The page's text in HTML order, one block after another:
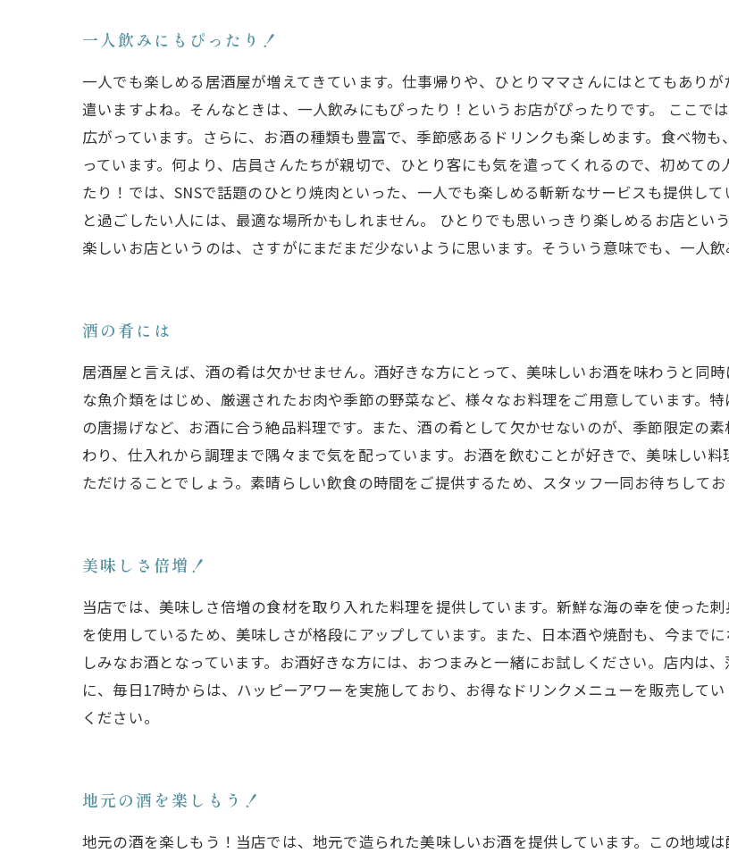
一人飲みにもぴったり！
一人でも楽しめる居酒屋が増えてきています。仕事帰りや、ひとりママさんにはとてもあり
遣いますよね。そんなときは、一人飲みにもぴったり！というお店がぴったりです。 ここで
広がっています。さらに、お酒の種類も豊富で、季節感あるドリンクも楽しめます。食べ物
っています。何より、店員さんたちが親切で、ひとり客にも気を遣ってくれるので、初めて
たり！では、SNSで話題のひとり焼肉といった、一人でも楽しめる斬新なサービスも提供し
と過ごしたい人には、最適な場所かもしれません。 ひとりでも思いっきり楽しめるお店と
楽しいお店というのは、さすがにまだまだ少ないように思います。そういう意味でも、一人
酒の肴には
居酒屋と言えば、酒の肴は欠かせません。酒好きな方にとって、美味しいお酒を味わうと同
な魚介類をはじめ、厳選されたお肉や季節の野菜など、様々なお料理をご用意しています。
の唐揚げなど、お酒に合う絶品料理です。また、酒の肴として欠かせないのが、季節限定の
わり、仕入れから調理まで隅々まで気を配っています。お酒を飲むことが好きで、美味しい
ただけることでしょう。素晴らしい飲食の時間をご提供するため、スタッフ一同お待ちしてお
美味しさ倍増！
当店では、美味しさ倍増の食材を取り入れた料理を提供しています。新鮮な海の幸を使った
を使用しているため、美味しさが格段にアップしています。また、日本酒や焼酎も、今まで
しみなお酒となっています。お酒好きな方には、おつまみと一緒にお試しください。店内は
に、毎日17時からは、ハッピーアワーを実施しており、お得なドリンクメニューを販売して
ください。
地元の酒を楽しもう！
地元の酒を楽しもう！当店では、地元で造られた美味しいお酒を提供しています。この地域